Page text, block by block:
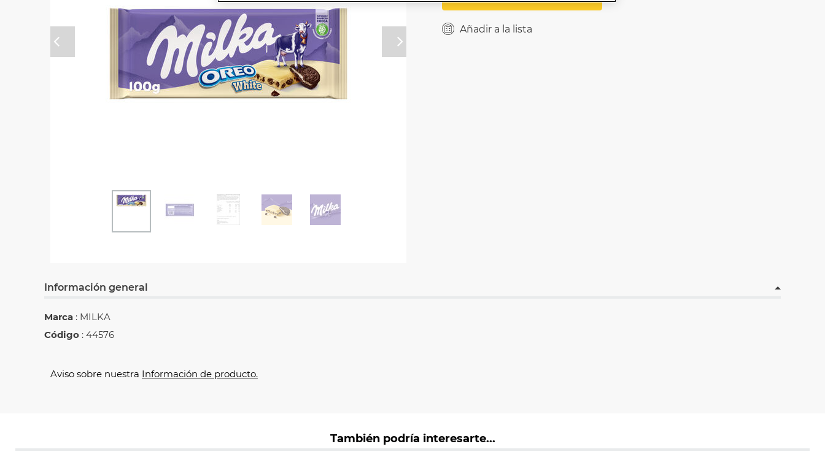
Anterior
Añadir a la lista
Información general
Marca : MILKA
Código : 44576
Aviso sobre nuestra Información de producto.
También podría interesarte...